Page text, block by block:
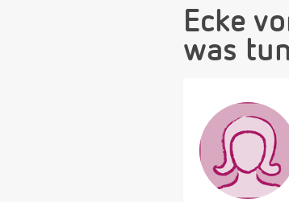
Ecke
was